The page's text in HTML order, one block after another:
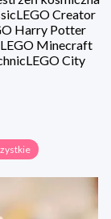
LEGO Creator
Harry Potter
LEGO Minecraft
LEGO City